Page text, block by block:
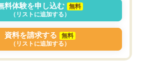
料体験を申し込む
無料
（リストに追加する）
資料を請求する
無料
（リストに追加する）